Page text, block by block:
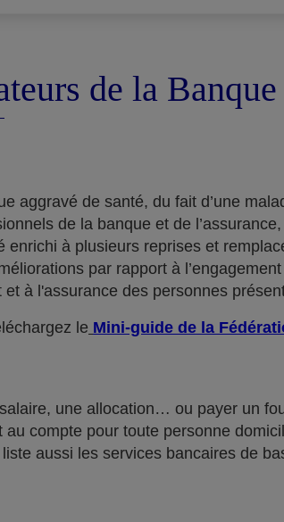
de la Banque
aggravé de santé, du fait d’une
de la banque et de
à plusieurs reprises et
par rapport à
à l'assurance des personnes
le Mini-guide de la
une allocation… ou payer un
compte pour toute personne
aussi les services bancaires de